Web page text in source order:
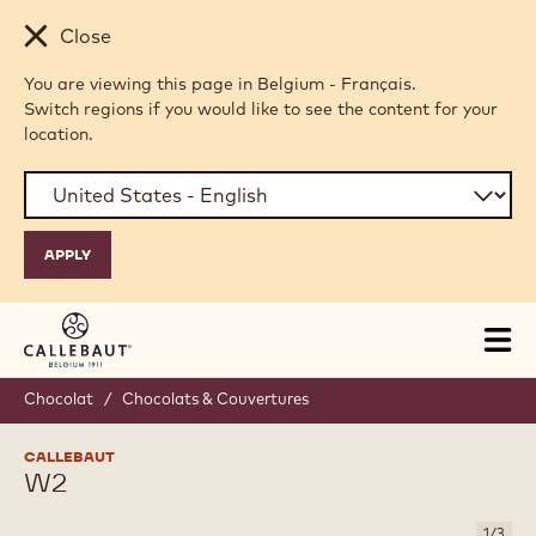
Skip to main content
Close
You are viewing this page in Belgium - Français.
Switch regions if you would like to see the content for your
location.
Chocolat / Chocolats & Couvertures
CALLEBAUT
W2